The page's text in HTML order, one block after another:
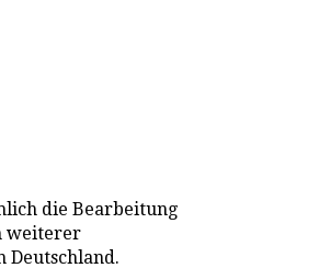
die Bearbeitung
weiterer
Deutschland.